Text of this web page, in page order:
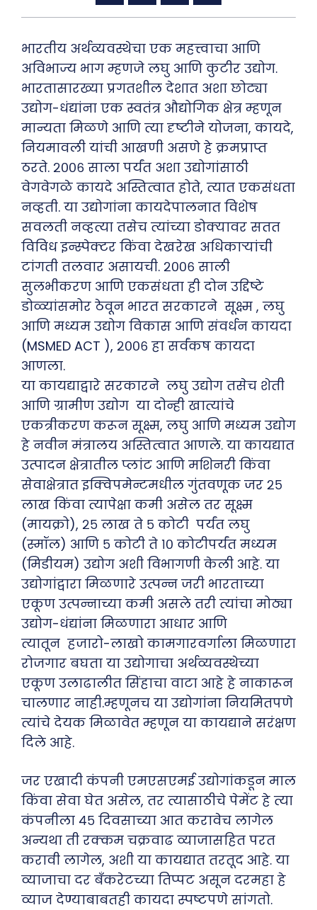
भारतीय अर्थव्यवस्थेचा एक महत्त्वाचा आणि
अविभाज्य भाग म्हणजे लघु आणि कुटीर उद्योग.
भारतासारख्या प्रगतशील देशात अशा छोट्या
उद्योग-धंद्यांना एक स्वतंत्र औद्योगिक क्षेत्र म्हणून
मान्यता मिळणे आणि त्या दृष्टीने योजना, कायदे,
नियमावली यांची आखणी असणे हे क्रमप्राप्त
ठरते. २००६ साला पर्यंत अशा उद्योगांसाठी
वेगवेगळे कायदे अस्तित्वात होते, त्यात एकसंधता
नव्हती. या उद्योगांना कायदेपालनात विशेष
सवलती नव्हत्या तसेच त्यांच्या डोक्यावर सतत
विविध इन्स्पेक्टर किंवा देखरेख अधिकाऱ्यांची
टांगती तलवार असायची. २००६ साली
सुलभीकरण आणि एकसंधता ही दोन उद्दिष्टे
डोळ्यांसमोर ठेवून भारत सरकारने सूक्ष्म , लघु
आणि मध्यम उद्योग विकास आणि संवर्धन कायदा
(MSMED ACT ), २००६ हा सर्वंकष कायदा
आणला.
या कायद्याद्वारे सरकारने लघु उद्योग तसेच शेती
आणि ग्रामीण उद्योग या दोन्ही खात्यांचे
एकत्रीकरण करून सूक्ष्म, लघु आणि मध्यम उद्योग
हे नवीन मंत्रालय अस्तित्वात आणले. या कायद्यात
उत्पादन क्षेत्रातील प्लांट आणि मशिनरी किंवा
सेवाक्षेत्रात इक्विपमेन्टमधील गुंतवणूक जर २५
लाख किंवा त्यापेक्षा कमी असेल तर सूक्ष्म
(मायक्रो), २५ लाख ते ५ कोटी पर्यंत लघु
(स्मॉल) आणि ५ कोटी ते १० कोटीपर्यंत मध्यम
(मिडीयम) उद्योग अशी विभागणी केली आहे. या
उद्योगांद्वारा मिळणारे उत्पन्न जरी भारताच्या
एकूण उत्पन्नाच्या कमी असले तरी त्यांचा मोठ्या
उद्योग-धंद्यांना मिळणारा आधार आणि
त्यातून हजारो-लाखो कामगारवर्गाला मिळणारा
रोजगार बघता या उद्योगाचा अर्थव्यवस्थेच्या
एकूण उलाढालीत सिंहाचा वाटा आहे हे नाकारून
चालणार नाही.म्हणूनच या उद्योगांना नियमितपणे
त्यांचे देयक मिळावेत म्हणून या कायद्याने सरंक्षण
दिले आहे.
जर एखादी कंपनी एमएसएमई उद्योगांकडून माल
किंवा सेवा घेत असेल, तर त्यासाठीचे पेमेंट हे त्या
कंपनीला ४५ दिवसाच्या आत करावेच लागेल
अन्यथा ती रक्कम चक्रवाढ व्याजासहित परत
करावी लागेल, अशी या कायद्यात तरतूद आहे. या
व्याजाचा दर बँकरेटच्या तिप्पट असून दरमहा हे
व्याज देण्याबाबतही कायदा स्पष्टपणे सांगतो.